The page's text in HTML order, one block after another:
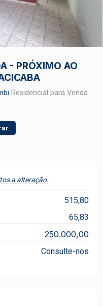
- PRÓXIMO AO
Residencial para Venda
a alteração.
515,80
65,83
250.000,00
Consulte-nos